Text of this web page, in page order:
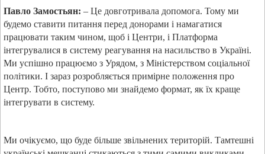
Павло Замостьян: – Це довготривала допомога. Тому ми
будемо ставити питання перед донорами і намагатися
працювати таким чином, щоб і Центри, і Платформа
інтегрувалися в систему реагування на насильство в Україні.
Ми успішно працюємо з Урядом, з Міністерством соціальної
політики. І зараз розробляється примірне положення про
Центр. Тобто, поступово ми знайдемо формат, як їх краще
інтегрувати в систему.
Ми очікуємо, що буде більше звільнених територій. Тамтешні